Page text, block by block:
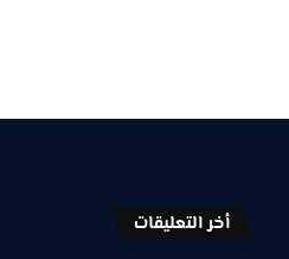
أخر التعليقات